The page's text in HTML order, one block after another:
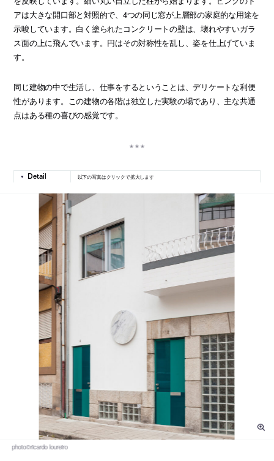
アは大きな開口部と対照的で、4つの同じ窓が上層部の家庭的な用途を
示唆しています。白く塗られたコンクリートの壁は、壊れやすいガラ
ス面の上に飛んでいます。円はその対称性を乱し、姿を仕上げていま
す。
同じ建物の中で生活し、仕事をするということは、デリケートな利便
性があります。この建物の各階は独立した実験の場であり、主な共通
点はある種の喜びの感覚です。
以下の写真はクリックで拡大します